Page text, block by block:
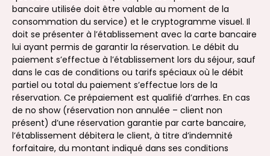
bancaire utilisée doit être valable au moment de la
consommation du service) et le cryptogramme visuel. Il
doit se présenter à l’établissement avec la carte bancaire
lui ayant permis de garantir la réservation. Le débit du
paiement s’effectue à l’établissement lors du séjour, sauf
dans le cas de conditions ou tarifs spéciaux où le débit
partiel ou total du paiement s’effectue lors de la
réservation. Ce prépaiement est qualifié d’arrhes. En cas
de no show (réservation non annulée – client non
présent) d’une réservation garantie par carte bancaire,
l’établissement débitera le client, à titre d’indemnité
forfaitaire, du montant indiqué dans ses conditions